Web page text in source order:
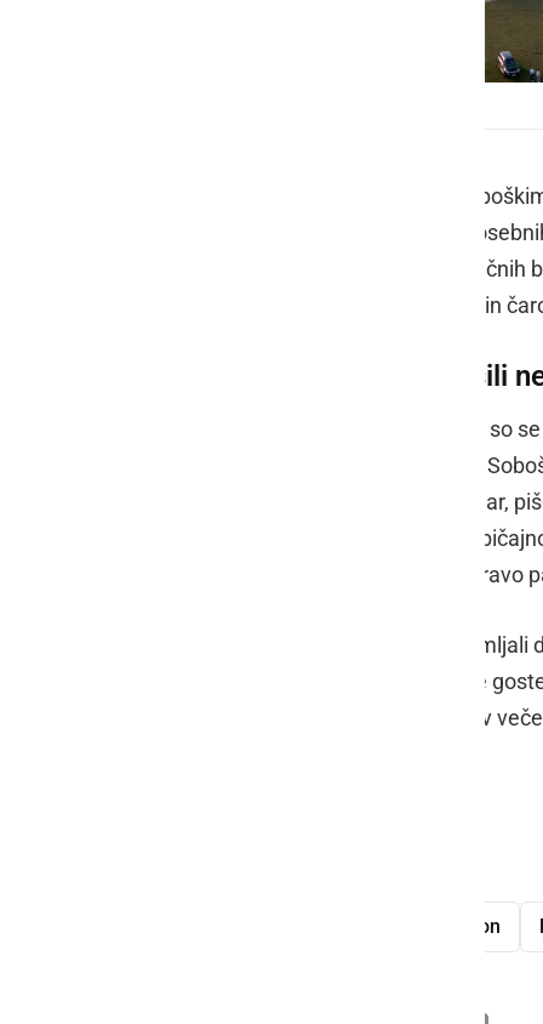
V nedeljo, 31. avgusta, se je nad
mednarodnega festivala balonov
zažarelo v pisanih odtenkih
štiridnevni spektakel v sproščenem in
Baloni posebnih oblik krasili
Popoldne, v času sončnega zahoda, so
pisanimi barvami obarvali nebo nad
so izstopali domiselni liki, kot so kuhar,
planeta. Ti edinstveni baloni, ki jih
tako otroke kot odrasle in ustvarili pravo
Obiskovalci so z navdušenjem
pritegnili tako domačine kot številne
živih barv, ki so se počasi izgubljale v
toplozračni balon